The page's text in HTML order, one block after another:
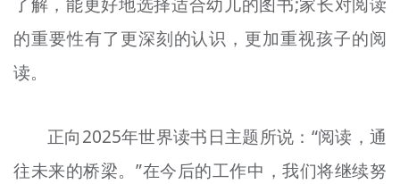
的重要性有了更深刻的认识，更加重视孩子的阅
读。
正向2025年世界读书日主题所说：“阅读，通
往未来的桥梁。”在今后的工作中，我们将继续努